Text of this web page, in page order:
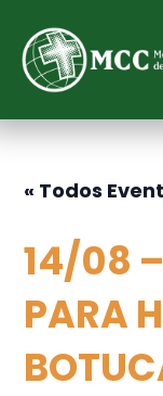
« Todos
14/08 –
PARA